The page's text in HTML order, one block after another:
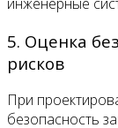
5. Оценка
рисков
При
безопасность